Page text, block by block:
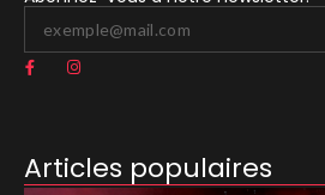
Articles populaires